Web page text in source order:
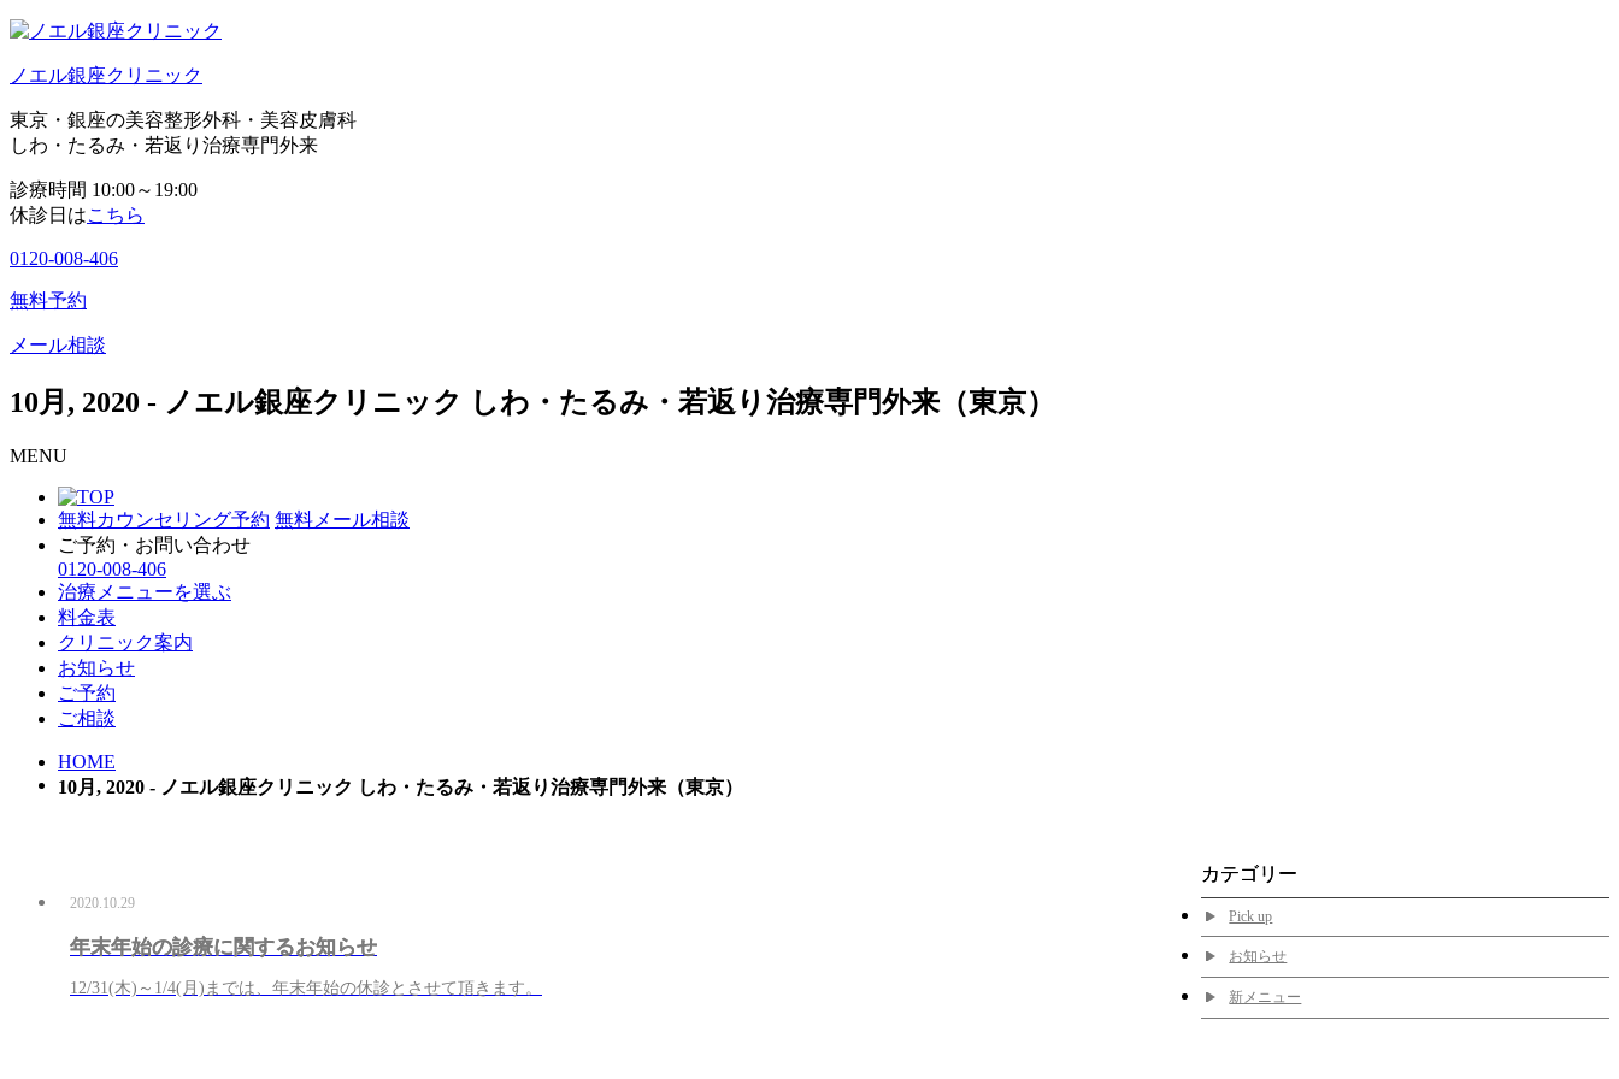
ノエル銀座クリニック
東京・銀座の美容整形外科・美容皮膚科
しわ・たるみ・若返り治療専門外来
診療時間 10:00～19:00
休診日はこちら
0120-008-406
無料予約
メール相談
10月, 2020 - ノエル銀座クリニック しわ・たるみ・若返り治療専門外来（東京）
MENU
無料カウンセリング予約 無料メール相談
ご予約・お問い合わせ
0120-008-406
治療メニューを選ぶ
料金表
クリニック案内
お知らせ
ご予約
ご相談
HOME
10月, 2020 - ノエル銀座クリニック しわ・たるみ・若返り治療専門外来（東京）
2020.10.29
年末年始の診療に関するお知らせ
12/31(木)～1/4(月)までは、年末年始の休診とさせて頂きます。
カテゴリー
Pick up
お知らせ
新メニュー